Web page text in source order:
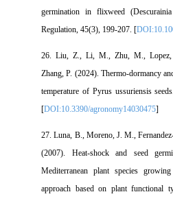
germination in flixweed
Regulation, 45(3), 199-207. [
26. Liu, Z., Li, M., Zhu, M.,
Zhang, P. (2024). Thermo-dormancy
temperature of Pyrus ussuriensis
[DOI:10.3390/agronomy14030475
27. Luna, B., Moreno, J. M.,
(2007). Heat-shock and seed
Mediterranean plant species
approach based on plant